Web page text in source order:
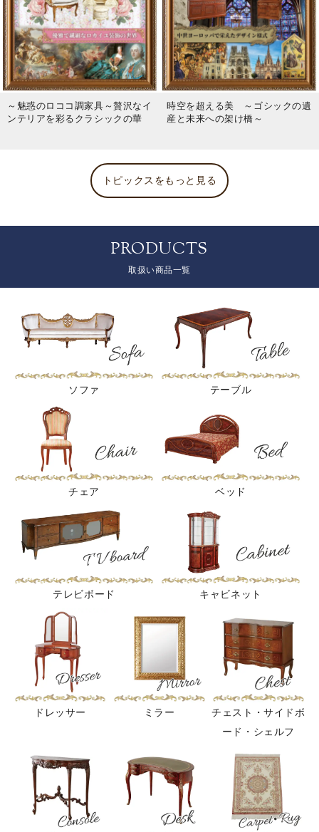
～魅惑のロココ調家具～贅沢なイ
ンテリアを彩るクラシックの華
時空を超える美 ～ゴシックの遺
産と未来への架け橋～
トピックスをもっと見る
PRODUCTS
取扱い商品一覧
ソファ テーブル
チェア ベッド
テレビボード キャビネット
ドレッサー ミラー
チェスト・サイドボ
ード・シェルフ